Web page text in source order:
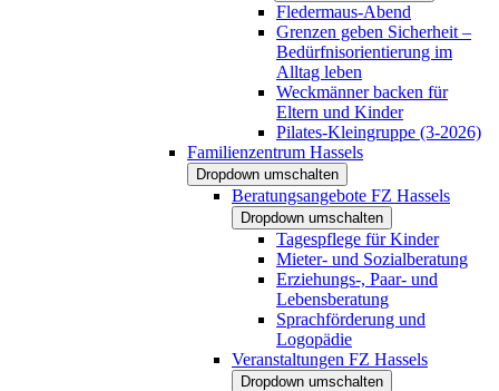
Fledermaus-Abend
Grenzen geben Sicherheit –
Bedürfnisorientierung im
Alltag leben
Weckmänner backen für
Eltern und Kinder
Pilates-Kleingruppe (3-2026)
Familienzentrum Hassels
Dropdown umschalten
Beratungsangebote FZ Hassels
Dropdown umschalten
Tagespflege für Kinder
Mieter- und Sozialberatung
Erziehungs-, Paar- und
Lebensberatung
Sprachförderung und
Logopädie
Veranstaltungen FZ Hassels
Dropdown umschalten